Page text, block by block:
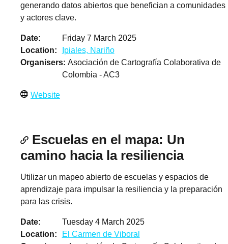
generando datos abiertos que benefician a comunidades
y actores clave.
Date
Friday 7 March 2025
Location
Ipiales, Nariño
Organisers Asociación de Cartografía Colaborativa de
Colombia - AC3
Website
Escuelas en el mapa: Un
camino hacia la resiliencia
Utilizar un mapeo abierto de escuelas y espacios de
aprendizaje para impulsar la resiliencia y la preparación
para las crisis.
Date
Tuesday 4 March 2025
Location
El Carmen de Viboral